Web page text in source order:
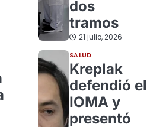
dos
tramos
21 julio, 2026
SALUD
Kreplak
defendió el
IOMA y
presentó